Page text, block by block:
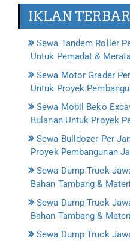
IKLAN
Sewa Tandem Roller
Untuk Pemadat &
Sewa Motor Grader
Untuk Proyek
Sewa Mobil Beko
Bulanan Untuk Proyek
Sewa Bulldozer Per
Proyek Pembangunan
Sewa Dump Truck
Bahan Tambang &
Sewa Dump Truck
Bahan Tambang &
Sewa Dump Truck